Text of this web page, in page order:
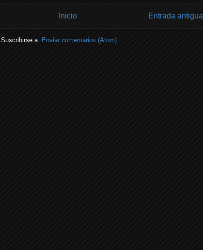
Entrada antigua
Inicio
Suscribirse a:Enviar comentarios (Atom)